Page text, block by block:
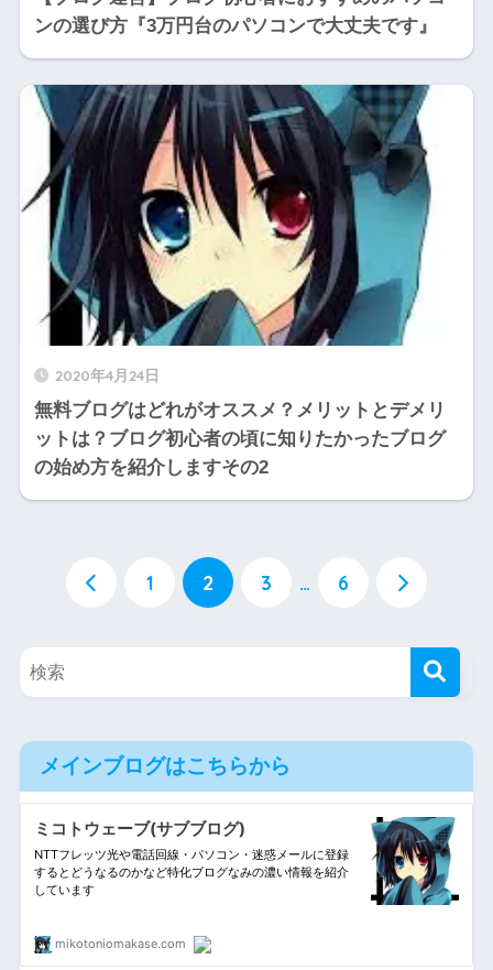
ンの選び方『3万円台のパソコンで大丈夫です』
2020年4月24日
無料ブログはどれがオススメ？メリットとデメリ
ットは？ブログ初心者の頃に知りたかったブログ
の始め方を紹介しますその2
1 2 3 … 6
メインブログはこちらから